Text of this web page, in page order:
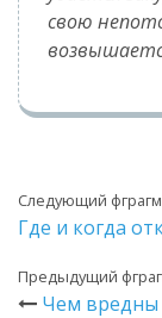
свою
Предыдущий
Чем вредны
Следующий
Где и когда